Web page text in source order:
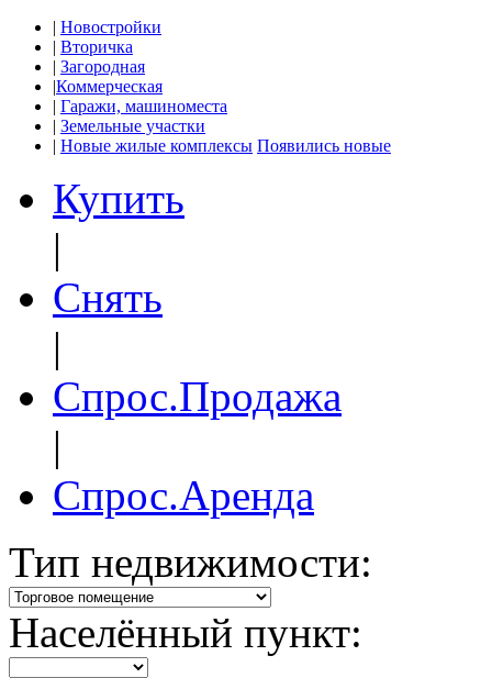
| Новостройки
| Вторичка
| Загородная
|Коммерческая
| Гаражи, машиноместа
| Земельные участки
| Новые жилые комплексы Появились новые
Купить
|
Снять
|
Спрос.Продажа
|
Спрос.Аренда
Тип недвижимости:
Населённый пункт: